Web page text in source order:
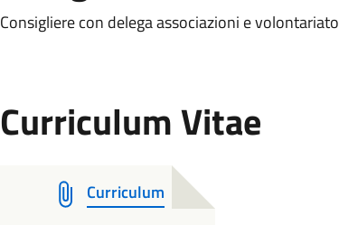
Consigliere con delega associazioni e volontariato
Curriculum Vitae
Curriculum